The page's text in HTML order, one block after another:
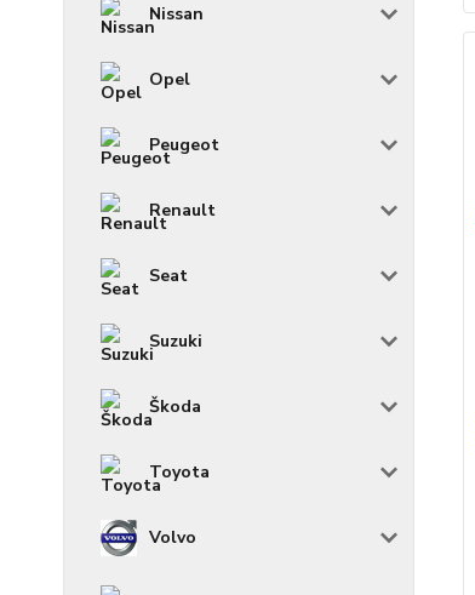
Nissan
Opel
Peugeot
Renault
Seat
Suzuki
Škoda
Toyota
Volvo